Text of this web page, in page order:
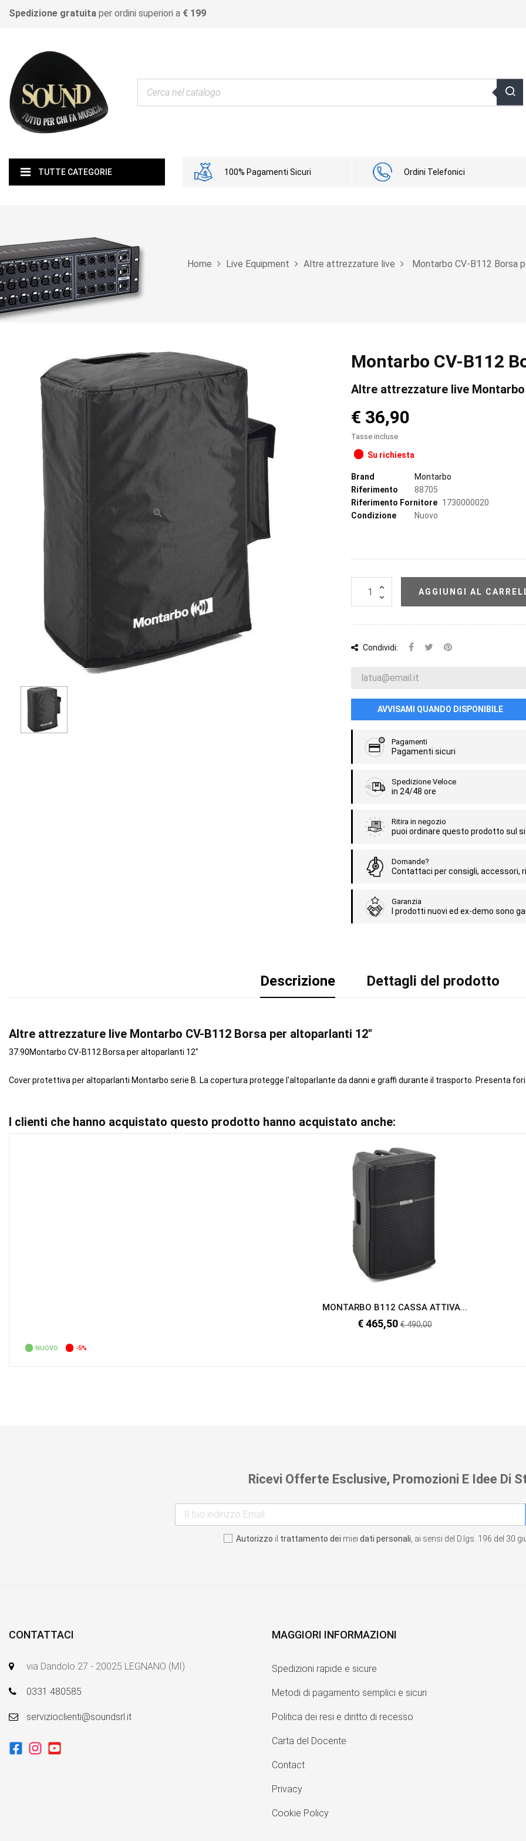
Spedizione gratuita per ordini superiori a € 199
TUTTE CATEGORIE 100% Pagamenti Sicuri Ordini Telefonici
Home Live Equipment Altre attrezzature live Montarbo CV-B112 Borsa

Montarbo CV-B112
Altre attrezzature live Montarbo
€ 36,90
Tasse incluse
Su richiesta
Brand
Montarbo
Riferimento
88705
Riferimento Fornitore 1730000020
Condizione
Nuovo
AGGIUNGI AL
Condividi:
AVVISAMI QUANDO DISPONIBILE
Pagamenti
Pagamenti sicuri
Spedizione Veloce
in 24/48 ore
Ritira in negozio
puoi ordinare questo prodotto sul
Domande?
Contattaci per consigli, accessori,
Garanzia
I prodotti nuovi ed ex-demo sono
Descrizione Dettagli del prodotto
Altre attrezzature live Montarbo CV-B112 Borsa per altoparlanti 12"
37.90Montarbo CV-B112 Borsa per altoparlanti 12"
Cover protettiva per altoparlanti Montarbo serie B. La copertura protegge l'altoparlante da danni e graffi durante il trasporto. Presenta
I clienti che hanno acquistato questo prodotto hanno acquistato anche:
MONTARBO B112 CASSA ATTIVA...
€ 465,50Prezzo
€ 490,00
NUOVO -5%
Ricevi Offerte Esclusive, Promozioni E Idee Di
Autorizzo il trattamento dei miei dati personali , ai sensi del D.lgs. 196 del 30
CONTATTACI
via Dandolo 27 - 20025 LEGNANO (MI)
0331 480585
servizioclienti@soundsrl.it
MAGGIORI INFORMAZIONI
Spedizioni rapide e sicure
Metodi di pagamento semplici e sicuri
Politica dei resi e diritto di recesso
Carta del Docente
Contact
Privacy
Cookie Policy